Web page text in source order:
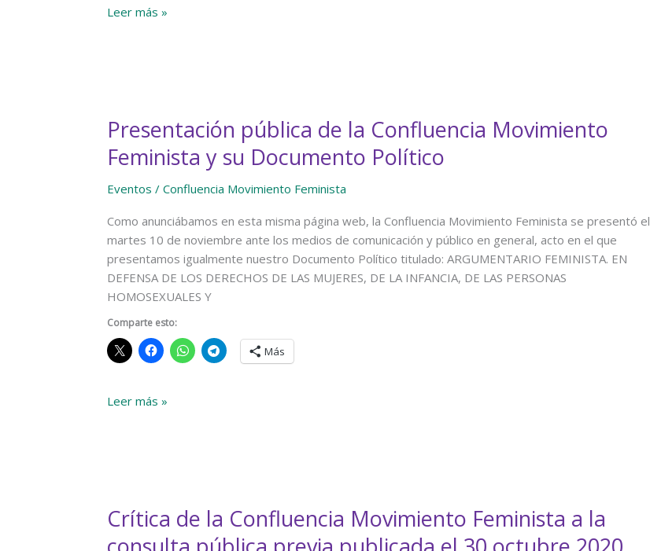
Peticiones
a
Ministra
Leer más »
Presentación pública de la Confluencia Movimiento
Feminista y su Documento Político
Eventos / Confluencia Movimiento Feminista
Como anunciábamos en esta misma página web, la Confluencia Movimiento Feminista se presentó el
martes 10 de noviembre ante los medios de comunicación y público en general, acto en el que
presentamos igualmente nuestro Documento Político titulado: ARGUMENTARIO FEMINISTA. EN
DEFENSA DE LOS DERECHOS DE LAS MUJERES, DE LA INFANCIA, DE LAS PERSONAS
HOMOSEXUALES Y
Comparte esto:
Más
Presentación
Feminista
Leer más »
Crítica de la Confluencia Movimiento Feminista a la